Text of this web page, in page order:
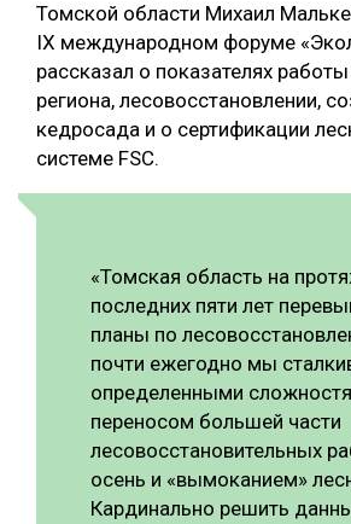
ЛЕСОВОССТАНОВЛЕНИЕ И ЗАЩИТА
ЛОГИСТИКА
ПРОИЗВОДСТВО ДРЕВЕСНЫХ ПЛИТ
ЦБП
ЛЕСОПИЛЕНИЕ
БЕЗОПАСНОЕ ПРОИЗВОДСТВО
СОРТИРОВКА ДРЕВЕСИНЫ
СУШКА ДРЕВЕСИНЫ
МЕБЕЛЬНОЕ ПРОИЗВОДСТВО
ТЕМАТИЧЕСКИЕ ПРОЕКТЫ
ПОДБОРКИ СТАТЕЙ
Томской области Михаил
IX международном форуме
рассказал о показателях
региона, лесовосстановлении,
кедросада и о сертификации
системе FSC.
«Томская область на
последних пяти лет
планы по
почти ежегодно мы
определенными
переносом большей части
лесовосстановительных
осень и «вымоканием»
Кардинально решить